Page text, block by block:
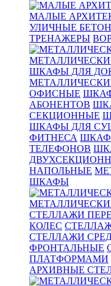
МАЛЫЕ
УЛИЧНЫЕ
ТРЕНАЖЕРЫ
ШКАФЫ ДЛЯ
ОФИСНЫЕ
АБОНЕНТОВ
СЕКЦИОННЫЕ
ШКАФЫ ДЛЯ
ФИТНЕСА
ТЕЛЕФОНОВ
НАПОЛЬНЫЕ
ШКАФЫ
СТЕЛЛАЖИ
КОЛЕС
СТЕЛЛАЖИ
ФРОНТАЛЬНЫЕ
ПЛАТФОРМАМИ
АРХИВНЫЕ